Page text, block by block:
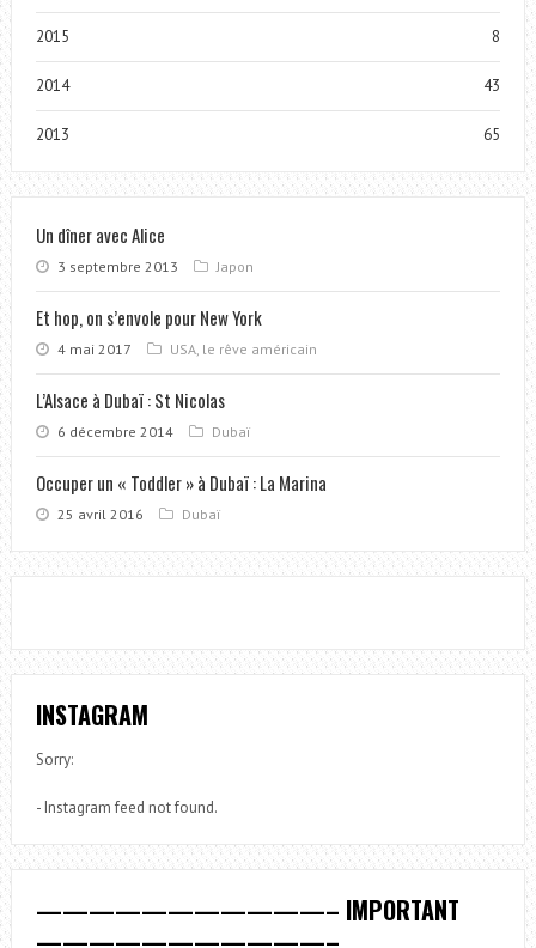
2015 8
2014 43
2013 65
Un dîner avec Alice
3 septembre 2013 Japon
Et hop, on s’envole pour New York
4 mai 2017 USA, le rêve américain
L’Alsace à Dubaï : St Nicolas
6 décembre 2014 Dubaï
Occuper un « Toddler » à Dubaï : La Marina
25 avril 2016 Dubaï
INSTAGRAM
Sorry:
- Instagram feed not found.
———————————– IMPORTANT